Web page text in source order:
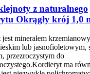
z naturalnego
Okrągły krój 1,0
minerałem
lub jasnofioletowym,
przezroczystym do
ma